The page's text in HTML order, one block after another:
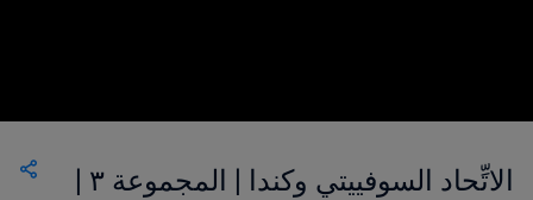
الاتِّحاد السوفييتي وكندا | المجموعة ٣ |